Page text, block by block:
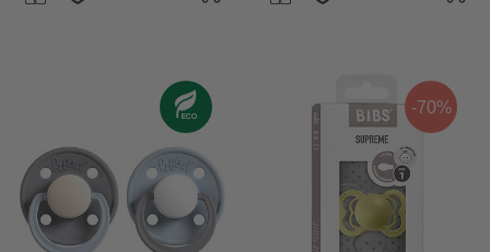
-70%